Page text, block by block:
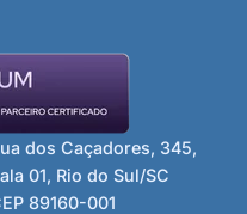
dos Caçadores, 345,
01, Rio do Sul/SC
89160-001